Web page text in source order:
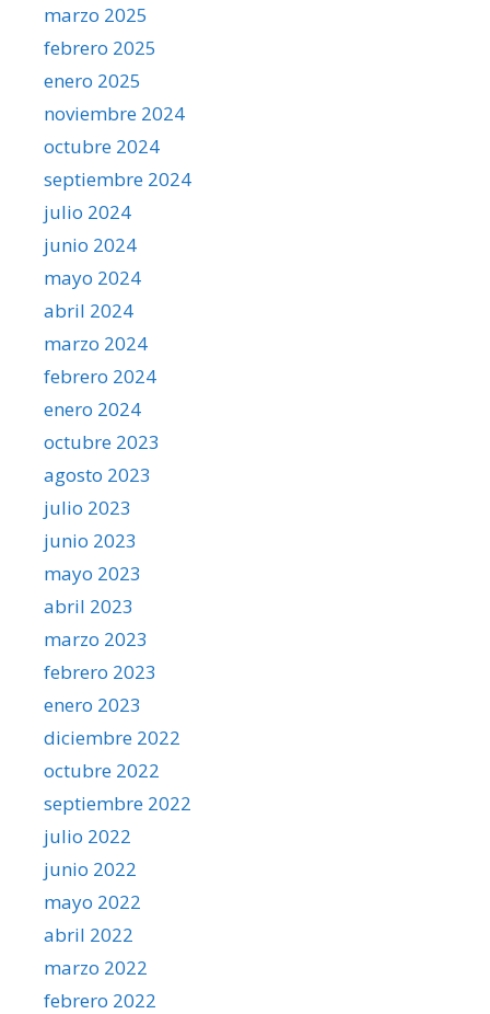
marzo 2025
febrero 2025
enero 2025
noviembre 2024
octubre 2024
septiembre 2024
julio 2024
junio 2024
mayo 2024
abril 2024
marzo 2024
febrero 2024
enero 2024
octubre 2023
agosto 2023
julio 2023
junio 2023
mayo 2023
abril 2023
marzo 2023
febrero 2023
enero 2023
diciembre 2022
octubre 2022
septiembre 2022
julio 2022
junio 2022
mayo 2022
abril 2022
marzo 2022
febrero 2022